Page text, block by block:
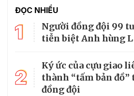
ĐỌC NHIỀU
1
Người đồng đội 99
tiễn biệt Anh hùng
2
Ký ức của cựu giao
thành “tấm bản
đồng đội